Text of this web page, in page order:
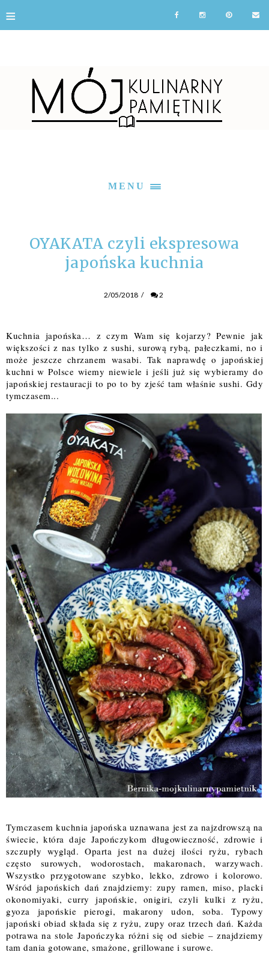
≡
MENU
OYAKATA czyli ekspresowa
japońska kuchnia
2/05/2018 / 2
Kuchnia japońska… z czym Wam się kojarzy? Pewnie jak
większości z nas tylko z sushi, surową rybą, pałeczkami, no i
może jeszcze chrzanem wasabi. Tak naprawdę o japońskiej
kuchni w Polsce wiemy niewiele i jeśli już się wybieramy do
japońskiej restauracji to po to by zjeść tam właśnie sushi. Gdy
tymczasem...
Tymczasem kuchnia japońska uznawana jest za najzdrowszą na
świecie, która daje Japończykom długowieczność, zdrowie i
szczupły wygląd. Oparta jest na dużej ilości ryżu, rybach
często surowych, wodorostach, makaronach, warzywach.
Wszystko przygotowane szybko, lekko, zdrowo i kolorowo.
Wśród japońskich dań znajdziemy: zupy ramen, miso, placki
okonomiyaki, curry japońskie, onigiri, czyli kulki z ryżu,
gyoza japońskie pierogi, makarony udon, soba. Typowy
japoński obiad składa się z ryżu, zupy oraz trzech dań. Każda
potrawa na stole Japończyka różni się od siebie – znajdziemy
tam dania gotowane, smażone, grillowane i surowe.